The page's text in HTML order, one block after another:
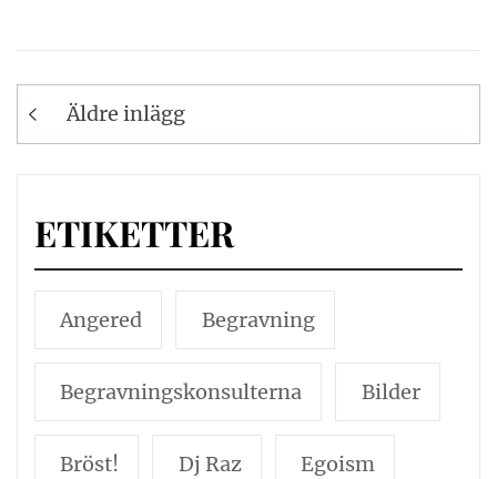
Inläggsnavigering
Äldre inlägg
ETIKETTER
Angered Begravning
Begravningskonsulterna Bilder
Bröst! Dj Raz Egoism